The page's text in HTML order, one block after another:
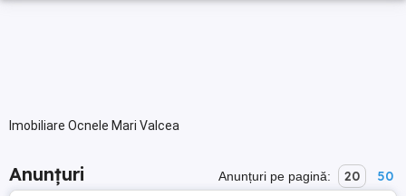
Imobiliare Ocnele Mari Valcea
Anunțuri Anunțuri pe pagină: 20 50